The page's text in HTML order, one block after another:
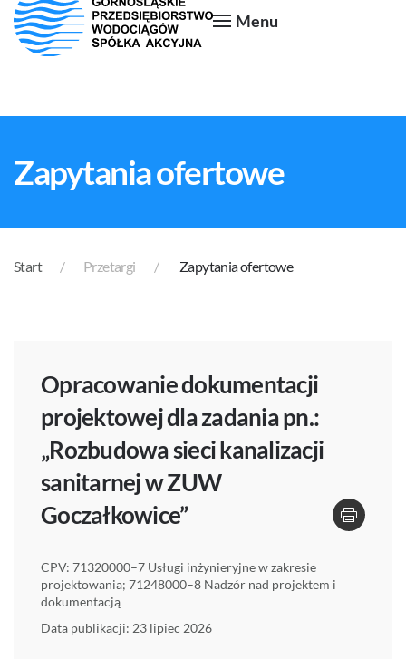
Menu
Zapytania ofertowe
Start Przetargi Zapytania ofertowe
Opracowanie dokumentacji
projektowej dla zadania pn.:
„Rozbudowa sieci kanalizacji
sanitarnej w ZUW
Goczałkowice”
CPV: 71320000–7 Usługi inżynieryjne w zakresie
projektowania; 71248000–8 Nadzór nad projektem i
dokumentacją
Data publikacji: 23 lipiec 2026